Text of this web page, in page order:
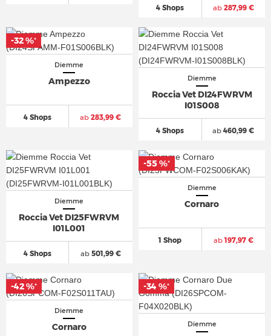
4 Shops ab287,99 €
Diemme
Ampezzo
4 Shops ab 283,99 €
-32 %*
Diemme
Roccia Vet DI24FWRVM
I01S008
4 Shops ab 460,99 €
Diemme
Roccia Vet DI25FWRVM
I01L001
4 Shops ab501,99 €
Diemme
Cornaro
1 Shop ab197,97 €
-55 %*
Diemme
Cornaro
-42 %*
Diemme
-34 %*